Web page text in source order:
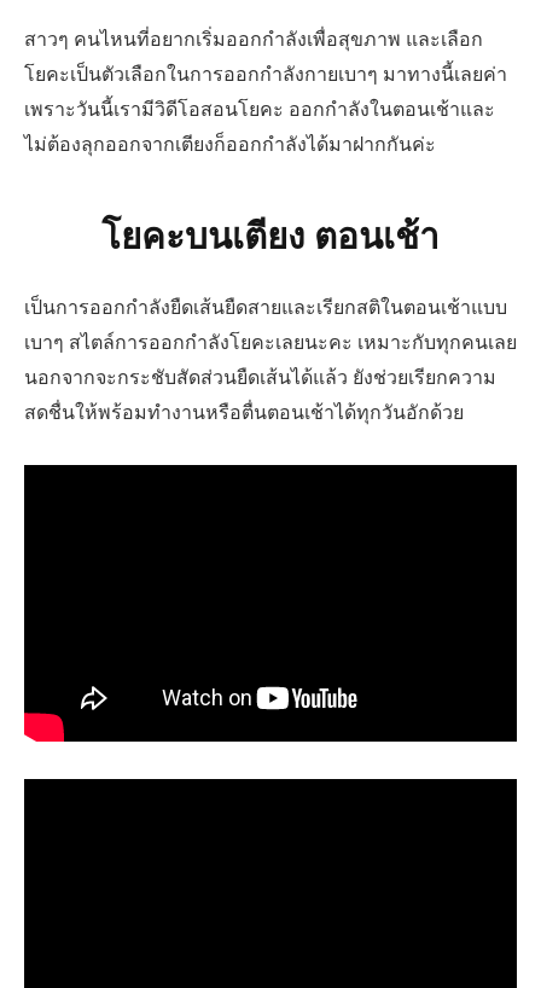
สาวๆ คนไหนที่อยากเริ่มออกกำลังเพื่อสุขภาพ และเลือก
โยคะเป็นตัวเลือกในการออกกำลังกายเบาๆ มาทางนี้เลยค่า
เพราะวันนี้เรามีวิดีโอสอนโยคะ ออกกำลังในตอนเช้าและ
ไม่ต้องลุกออกจากเตียงก็ออกกำลังได้มาฝากกันค่ะ
โยคะบนเตียง ตอนเช้า
เป็นการออกกำลังยืดเส้นยืดสายและเรียกสติในตอนเช้าแบบ
เบาๆ สไตล์การออกกำลังโยคะเลยนะคะ เหมาะกับทุกคนเลย
นอกจากจะกระชับสัดส่วนยืดเส้นได้แล้ว ยังช่วยเรียกความ
สดชื่นให้พร้อมทำงานหรือตื่นตอนเช้าได้ทุกวันอักด้วย